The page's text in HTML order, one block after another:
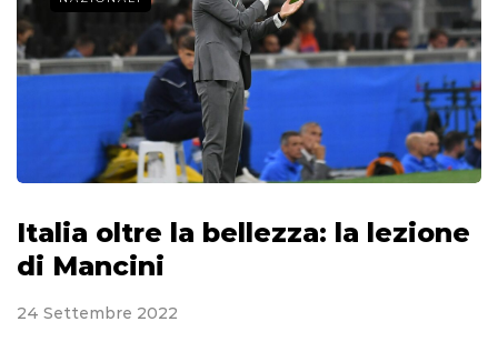
Italia oltre la bellezza: la lezione
di Mancini
24 Settembre 2022